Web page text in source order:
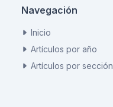
Navegación
Inicio
Artículos por año
Artículos por sección